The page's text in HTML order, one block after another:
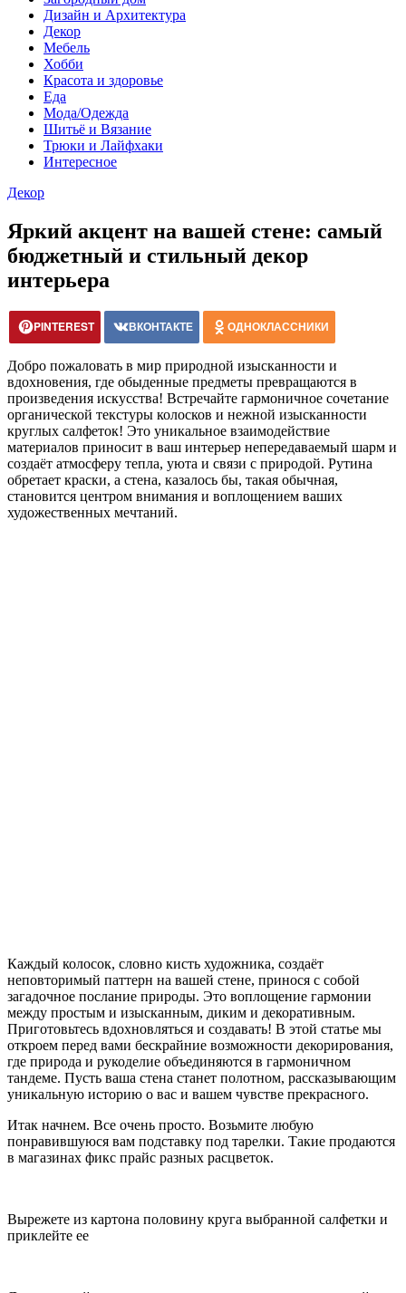
Дизайн и Архитектура
Декор
Мебель
Хобби
Красота и здоровье
Еда
Мода/Одежда
Шитьё и Вязание
Трюки и Лайфхаки
Интересное
Декор
Яркий акцент на вашей стене: самый
бюджетный и стильный декор
интерьера
PINTEREST ВКОНТАКТЕ ОДНОКЛАССНИКИ
Добро пожаловать в мир природной изысканности и
вдохновения, где обыденные предметы превращаются в
произведения искусства! Встречайте гармоничное сочетание
органической текстуры колосков и нежной изысканности
круглых салфеток! Это уникальное взаимодействие
материалов приносит в ваш интерьер непередаваемый шарм и
создаёт атмосферу тепла, уюта и связи с природой. Рутина
обретает краски, а стена, казалось бы, такая обычная,
становится центром внимания и воплощением ваших
художественных мечтаний.
Каждый колосок, словно кисть художника, создаёт
неповторимый паттерн на вашей стене, принося с собой
загадочное послание природы. Это воплощение гармонии
между простым и изысканным, диким и декоративным.
Приготовьтесь вдохновляться и создавать! В этой статье мы
откроем перед вами бескрайние возможности декорирования,
где природа и рукоделие объединяются в гармоничном
тандеме. Пусть ваша стена станет полотном, рассказывающим
уникальную историю о вас и вашем чувстве прекрасного.
Итак начнем. Все очень просто. Возьмите любую
понравившуюся вам подставку под тарелки. Такие продаются
в магазинах фикс прайс разных расцветок.
Вырежете из картона половину круга выбранной салфетки и
приклейте ее